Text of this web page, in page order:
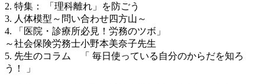
2. 特集： 「理科離れ」を防ごう
3. 人体模型～問い合わせ四方山～
4. 「医院・診療所必見！労務のツボ」
～社会保険労務士小野本美奈子先生
5. 先生のコラム 「 毎日使っている自分のからだを知ろ
う！ 」